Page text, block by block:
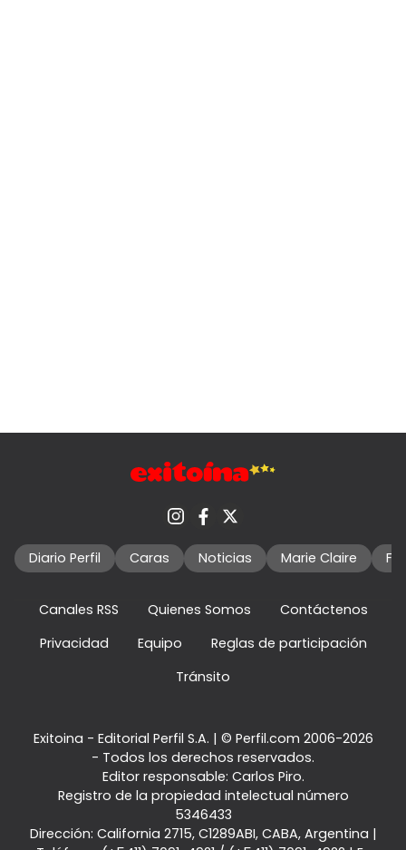
Diario Perfil Caras Noticias Marie Claire
Canales RSS Quienes Somos
Contáctenos
Privacidad
Equipo
Reglas de participación
Tránsito
Exitoina - Editorial Perfil S.A. | © Perfil.com 2006-2026
- Todos los derechos reservados.
Editor responsable: Carlos Piro.
Registro de la propiedad intelectual número
5346433
Dirección: California 2715, C1289ABI, CABA, Argentina |